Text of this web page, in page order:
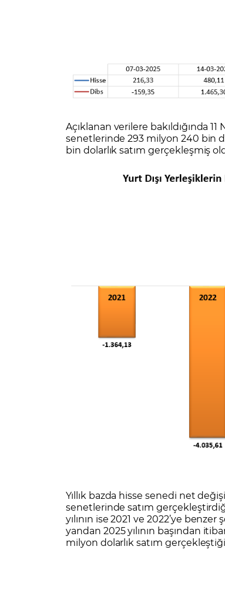
Açıklanan verilere bakıldığında
senetlerinde 293 milyon 240 bin
bin dolarlık satım gerçekleşmiş
Yıllık bazda hisse senedi net
senetlerinde satım
yılının ise 2021 ve 2022’ye
yandan 2025 yılının başından
milyon dolarlık satım